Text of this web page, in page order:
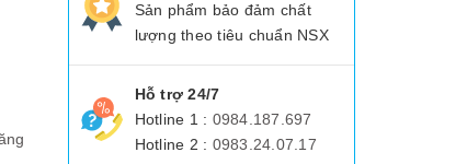
Sản phẩm bảo đảm chất
lượng theo tiêu chuẩn NSX
Hỗ trợ 24/7
Hotline 1 : 0984.187.697
Hotline 2 : 0983.24.07.17